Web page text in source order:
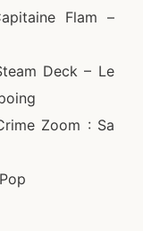
Flam –
Deck – Le
Zoom : Sa